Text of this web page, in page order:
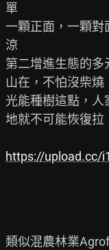
單
一顆正面，一顆對
涼
第二增進生態的
山在，不怕沒柴燒
光能種樹這點，
地就不可能恢復拉
https://upload.cc/
類似混農林業